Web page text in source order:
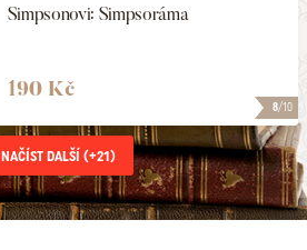
8/10
Simpsonovi: Simpsoráma
190 Kč
NAČÍST DALŠÍ (+21)